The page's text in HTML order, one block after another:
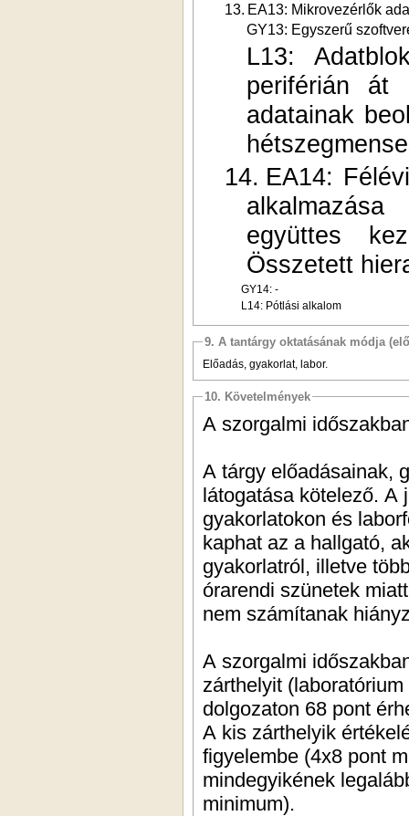
13. EA13: Mikrovezérlők
GY13: Egyszerű
L13:
periférián át
adatainak
14. EA14:
együttes
Összetett
GY14: -
L14: Pótlási alkalom
9. A tantárgy oktatásának módja
Előadás, gyakorlat, labor.
10. Követelmények
A szorgalmi
A tárgy előadásainak,
látogatása kötelező. A
gyakorlatokon és
kaphat az a hallgató,
gyakorlatról, illetve
órarendi szünetek
nem számítanak
A szorgalmi
zárthelyit
dolgozaton 68 pont
A kis zárthelyik
figyelembe (4x8 pont
mindegyikének
minimum).